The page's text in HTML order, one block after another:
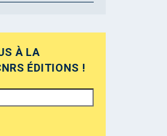
À LA
ÉDITIONS !